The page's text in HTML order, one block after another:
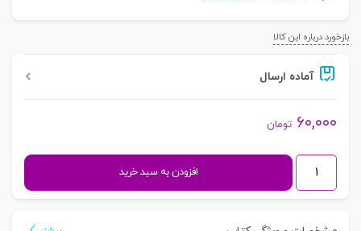
بازخورد درباره این کالا
آماده ارسال
۶۰,۰۰۰ تومان
همکاری‌های
قضایی
افزودن به سبد خرید